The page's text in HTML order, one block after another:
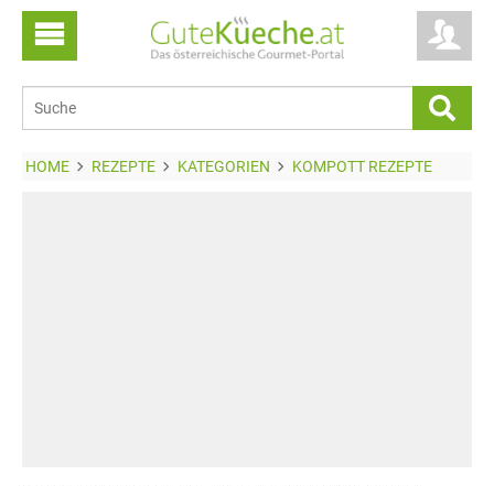
HOME REZEPTE KATEGORIEN KOMPOTT REZEPTE